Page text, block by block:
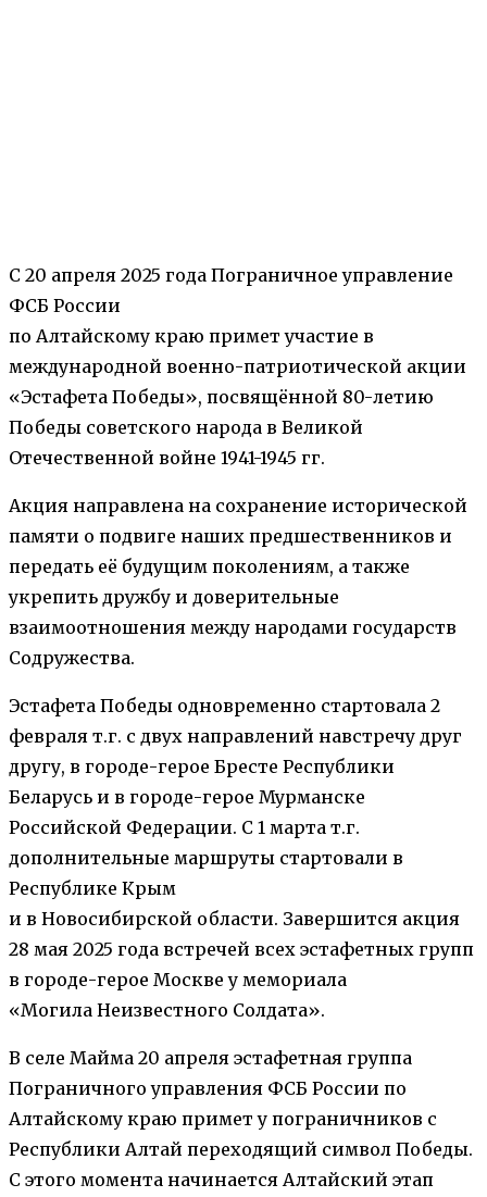
С 20 апреля 2025 года Пограничное управление
ФСБ России
по Алтайскому краю примет участие в
международной военно-патриотической акции
«Эстафета Победы», посвящённой 80-летию
Победы советского народа в Великой
Отечественной войне 1941-1945 гг.
Акция направлена на сохранение исторической
памяти о подвиге наших предшественников и
передать её будущим поколениям, а также
укрепить дружбу и доверительные
взаимоотношения между народами государств
Содружества.
Эстафета Победы одновременно стартовала 2
февраля т.г. с двух направлений навстречу друг
другу, в городе-герое Бресте Республики
Беларусь и в городе-герое Мурманске
Российской Федерации. С 1 марта т.г.
дополнительные маршруты стартовали в
Республике Крым
и в Новосибирской области. Завершится акция
28 мая 2025 года встречей всех эстафетных групп
в городе-герое Москве у мемориала
«Могила Неизвестного Солдата».
В селе Майма 20 апреля эстафетная группа
Пограничного управления ФСБ России по
Алтайскому краю примет у пограничников с
Республики Алтай переходящий символ Победы.
С этого момента начинается Алтайский этап